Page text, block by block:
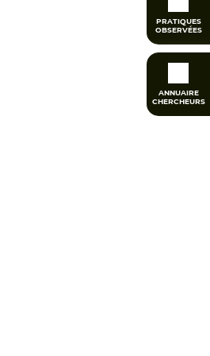
PRATIQUES
OBSERVÉES
ANNUAIRE
CHERCHEURS